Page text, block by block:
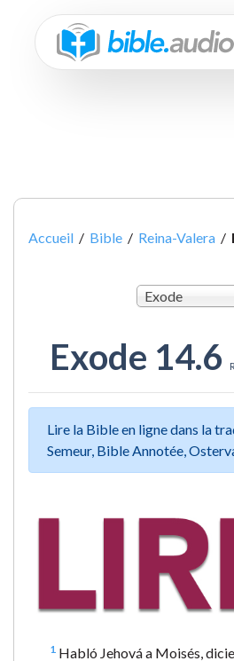
Accueil / Bible / Reina-Valera /
Exode
Exode 14.6
Lire la Bible en ligne dans la
Semeur, Bible Annotée,
1 Habló Jehová a Moisés,